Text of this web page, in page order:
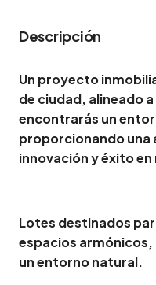
Descripción
Un proyecto
de ciudad, alineado
encontrarás un
proporcionando
innovación y éxito
Lotes destinados
espacios
un entorno natural.